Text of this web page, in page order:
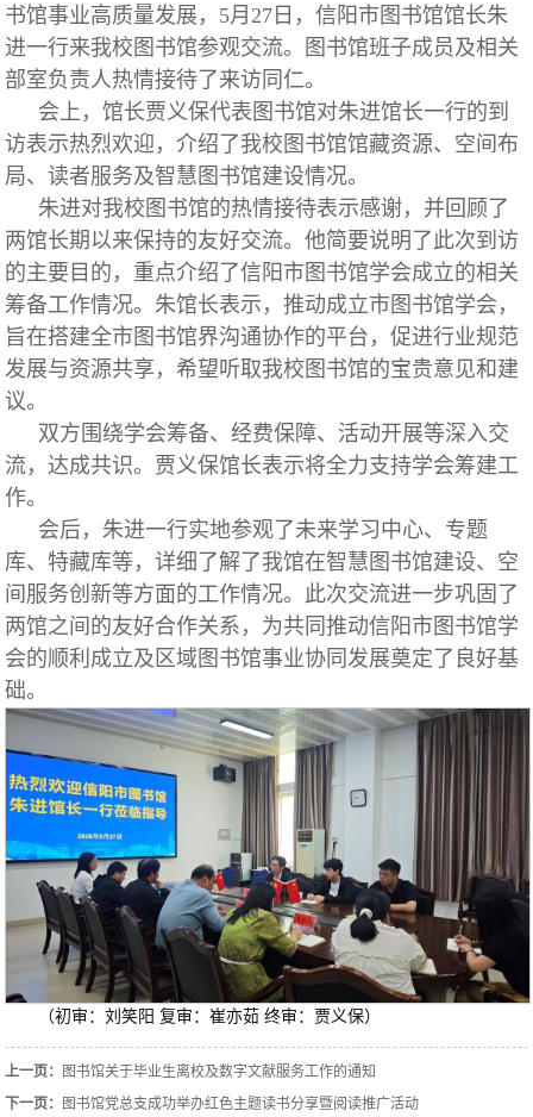
书馆事业高质量发展，5月27日，信阳市图书馆馆长朱
进一行来我校图书馆参观交流。图书馆班子成员及相关
部室负责人热情接待了来访同仁。
会上，馆长贾义保代表图书馆对朱进馆长一行的到
访表示热烈欢迎，介绍了我校图书馆馆藏资源、空间布
局、读者服务及智慧图书馆建设情况。
朱进对我校图书馆的热情接待表示感谢，并回顾了
两馆长期以来保持的友好交流。他简要说明了此次到访
的主要目的，重点介绍了信阳市图书馆学会成立的相关
筹备工作情况。朱馆长表示，推动成立市图书馆学会，
旨在搭建全市图书馆界沟通协作的平台，促进行业规范
发展与资源共享，希望听取我校图书馆的宝贵意见和建
议。
双方围绕学会筹备、经费保障、活动开展等深入交
流，达成共识。贾义保馆长表示将全力支持学会筹建工
作。
会后，朱进一行实地参观了未来学习中心、专题
库、特藏库等，详细了解了我馆在智慧图书馆建设、空
间服务创新等方面的工作情况。此次交流进一步巩固了
两馆之间的友好合作关系，为共同推动信阳市图书馆学
会的顺利成立及区域图书馆事业协同发展奠定了良好基
础。
（初审：刘笑阳 复审：崔亦茹 终审：贾义保）
上一页：
图书馆关于毕业生离校及数字文献服务工作的通知
下一页：
图书馆党总支成功举办红色主题读书分享暨阅读推广活动